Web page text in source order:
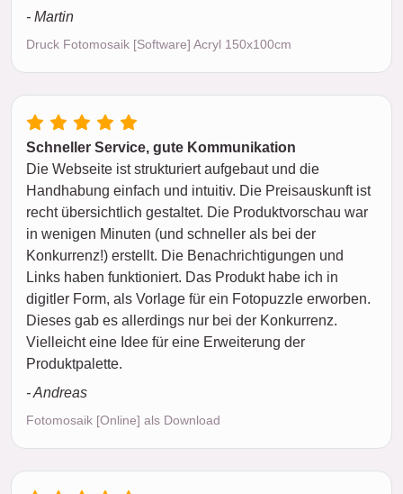
- Martin
Druck Fotomosaik [Software] Acryl 150x100cm
Schneller Service, gute Kommunikation
Die Webseite ist strukturiert aufgebaut und die
Handhabung einfach und intuitiv. Die Preisauskunft ist
recht übersichtlich gestaltet. Die Produktvorschau war
in wenigen Minuten (und schneller als bei der
Konkurrenz!) erstellt. Die Benachrichtigungen und
Links haben funktioniert. Das Produkt habe ich in
digitler Form, als Vorlage für ein Fotopuzzle erworben.
Dieses gab es allerdings nur bei der Konkurrenz.
Vielleicht eine Idee für eine Erweiterung der
Produktpalette.
- Andreas
Fotomosaik [Online] als Download